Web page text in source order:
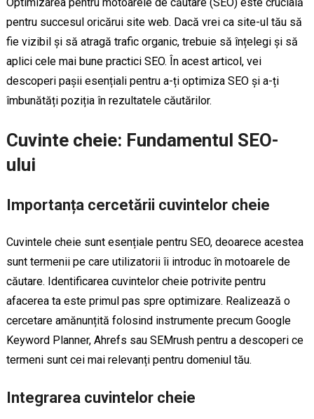
pentru succesul oricărui site web. Dacă vrei ca site-ul tău să
fie vizibil și să atragă trafic organic, trebuie să înțelegi și să
aplici cele mai bune practici SEO. În acest articol, vei
descoperi pașii esențiali pentru a-ți optimiza SEO și a-ți
îmbunătăți poziția în rezultatele căutărilor.
Cuvinte cheie: Fundamentul SEO-
ului
Importanța cercetării cuvintelor cheie
Cuvintele cheie sunt esențiale pentru SEO, deoarece acestea
sunt termenii pe care utilizatorii îi introduc în motoarele de
căutare. Identificarea cuvintelor cheie potrivite pentru
afacerea ta este primul pas spre optimizare. Realizează o
cercetare amănunțită folosind instrumente precum Google
Keyword Planner, Ahrefs sau SEMrush pentru a descoperi ce
termeni sunt cei mai relevanți pentru domeniul tău.
Integrarea cuvintelor cheie